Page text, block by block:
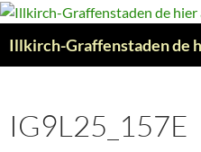
Aller
contenu
Illkirch-Graffenstaden de
IG9L25_157E